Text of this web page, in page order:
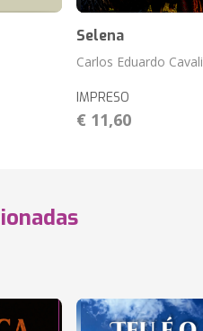
Selena
Carlos Eduardo
IMPRESO
€ 11,60